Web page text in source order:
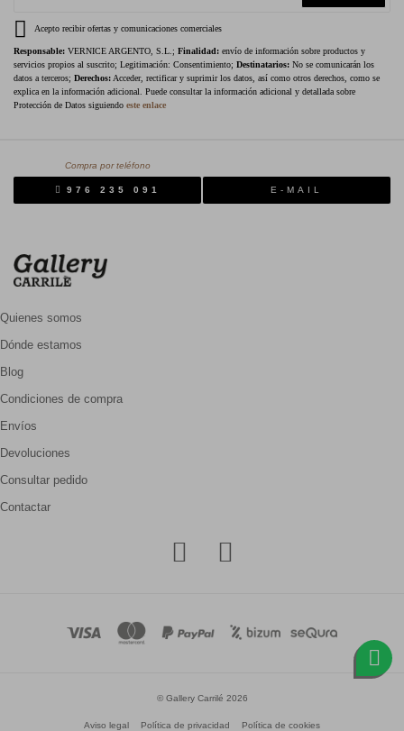
Acepto recibir ofertas y comunicaciones comerciales
Responsable: VERNICE ARGENTO, S.L.; Finalidad: envío de información sobre productos y
servicios propios al suscrito; Legitimación: Consentimiento; Destinatarios: No se comunicarán los
datos a terceros; Derechos: Acceder, rectificar y suprimir los datos, así como otros derechos, como se
explica en la información adicional. Puede consultar la información adicional y detallada sobre
Protección de Datos siguiendo este enlace
Compra por teléfono
976 235 091 E-MAIL
Quienes somos
Dónde estamos
Blog
Condiciones de compra
Envíos
Devoluciones
Consultar pedido
Contactar
© Gallery Carrilé 2026
Aviso legal Política de privacidad Política de cookies